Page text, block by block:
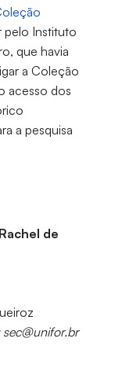
pelo Instituto
que havia
a Coleção
acesso dos
a pesquisa
de